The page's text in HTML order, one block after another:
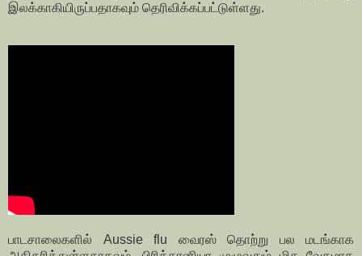
இலக்காகியிருப்பதாகவும் தெரிவிக்கப்பட்டுள்ளது.
பாடசாலைகளில் Aussie flu வைரஸ் தொற்று பல மடங்காக